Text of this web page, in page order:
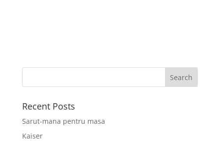
Recent Posts
Sarut-mana pentru masa
Kaiser